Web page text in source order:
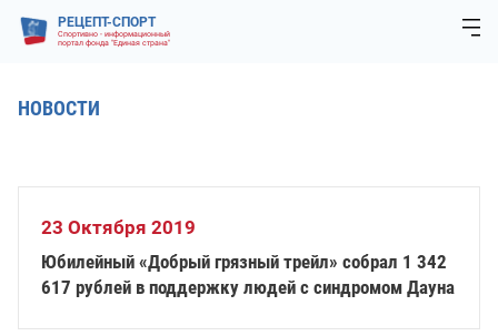
РЕЦЕПТ-СПОРТ
Спортивно - информационный
портал фонда "Единая страна"
НОВОСТИ
23 Октября 2019
Юбилейный «Добрый грязный трейл» собрал 1 342
617 рублей в поддержку людей с синдромом Дауна